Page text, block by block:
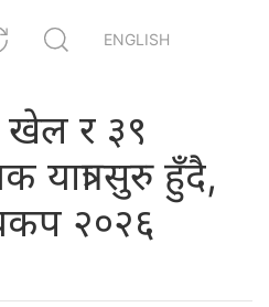
ENGLISH
खेल र ३९
यात्रा सुरु हुँदै,
२०२६